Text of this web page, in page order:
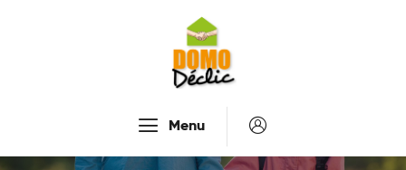
Menu
Accueil